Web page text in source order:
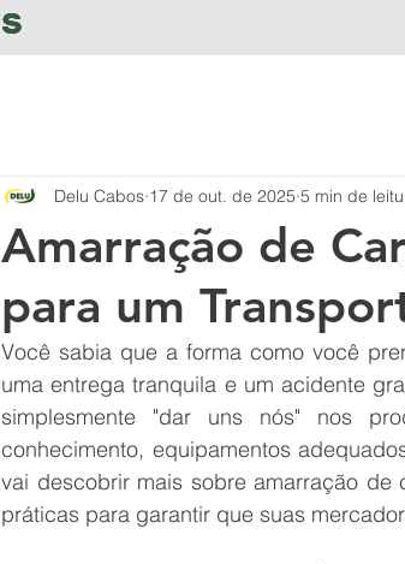
s
s
Amarração de
para um
Delu Cabos 17 de out. de 2025 5 min de
Você sabia que a forma como você
uma entrega tranquila e um acidente
simplesmente "dar uns nós" nos
conhecimento, equipamentos
vai descobrir mais sobre amarração
práticas para garantir que suas